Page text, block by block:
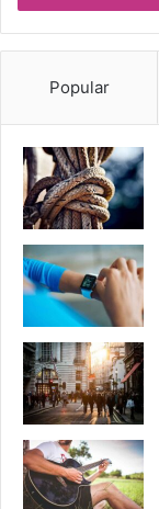
Popular